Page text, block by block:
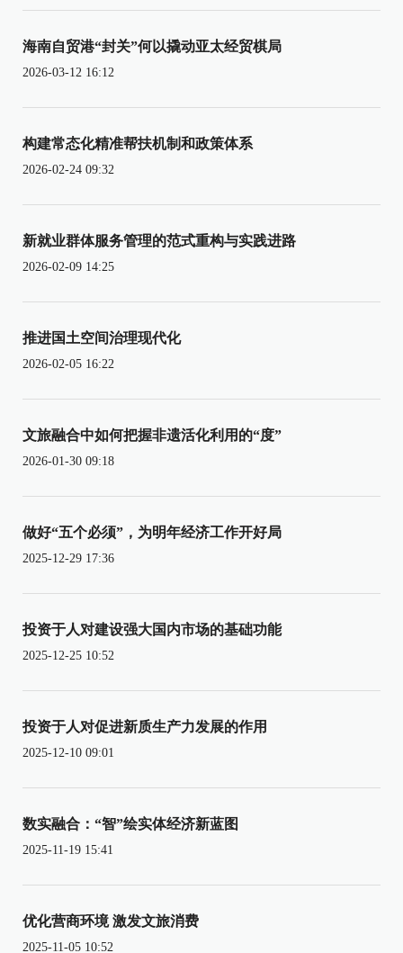
海南自贸港“封关”何以撬动亚太经贸棋局
2026-03-12 16:12
构建常态化精准帮扶机制和政策体系
2026-02-24 09:32
新就业群体服务管理的范式重构与实践进路
2026-02-09 14:25
推进国土空间治理现代化
2026-02-05 16:22
文旅融合中如何把握非遗活化利用的“度”
2026-01-30 09:18
做好“五个必须”，为明年经济工作开好局
2025-12-29 17:36
投资于人对建设强大国内市场的基础功能
2025-12-25 10:52
投资于人对促进新质生产力发展的作用
2025-12-10 09:01
数实融合：“智”绘实体经济新蓝图
2025-11-19 15:41
优化营商环境 激发文旅消费
2025-11-05 10:52